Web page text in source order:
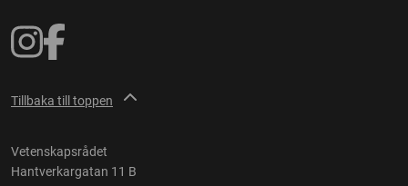
Tillbaka till toppen
Vetenskapsrådet
Hantverkargatan 11 B